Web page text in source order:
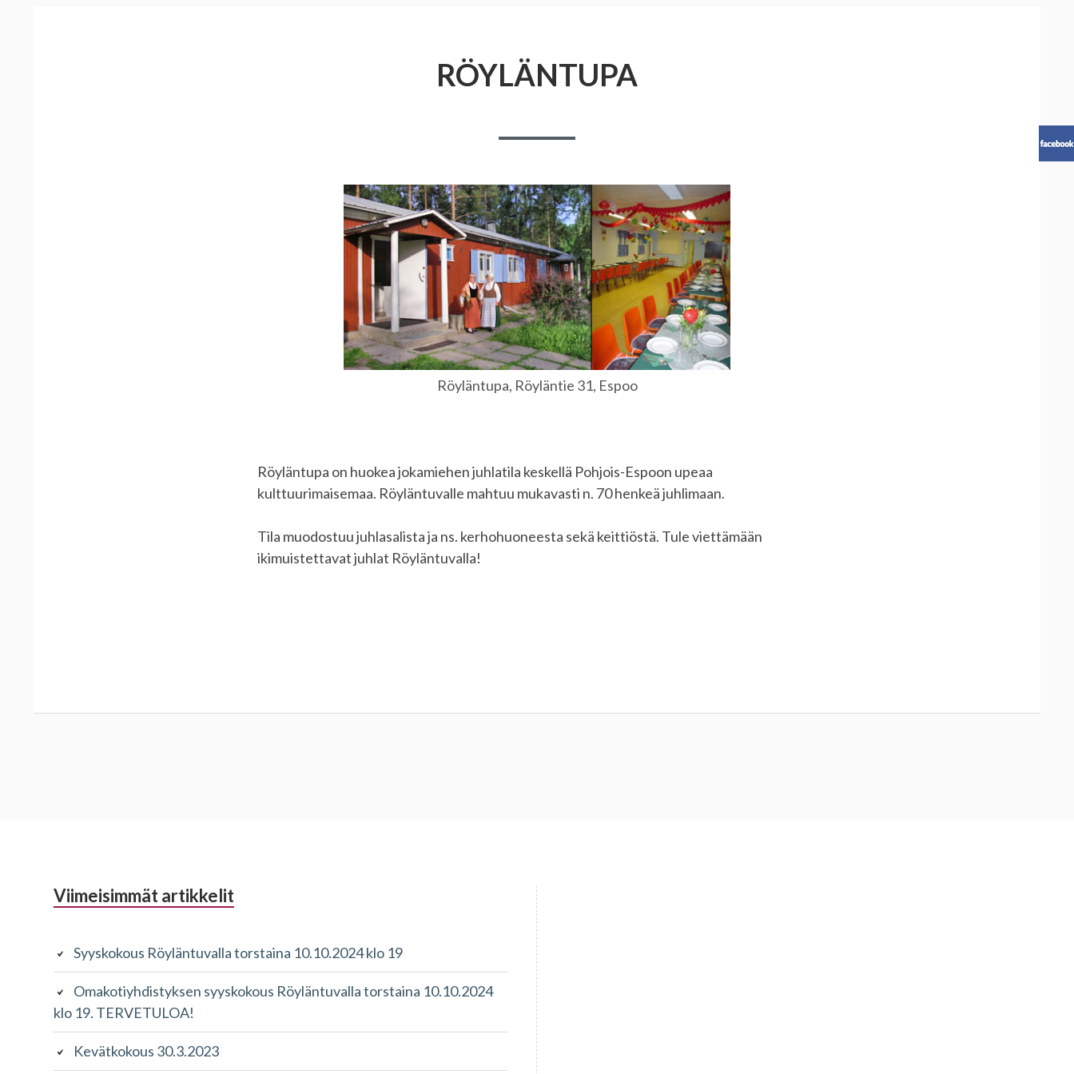
RÖYLÄNTUPA
Röyläntupa, Röyläntie 31, Espoo
Röyläntupa on huokea jokamiehen juhlatila keskellä Pohjois-Espoon upeaa
kulttuurimaisemaa. Röyläntuvalle mahtuu mukavasti n. 70 henkeä juhlimaan.
Tila muodostuu juhlasalista ja ns. kerhohuoneesta sekä keittiöstä. Tule viettämään
ikimuistettavat juhlat Röyläntuvalla!
Alapalkin
Viimeisimmät artikkelit
Syyskokous Röyläntuvalla torstaina 10.10.2024 klo 19
Omakotiyhdistyksen syyskokous Röyläntuvalla torstaina 10.10.2024
klo 19. TERVETULOA!
Kevätkokous 30.3.2023